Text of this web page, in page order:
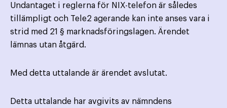
Undantaget i reglerna för NIX-telefon är således
tillämpligt och Tele2 agerande kan inte anses vara i
strid med 21 § marknadsföringslagen. Ärendet
lämnas utan åtgärd.
Med detta uttalande är ärendet avslutat.
Detta uttalande har avgivits av nämndens